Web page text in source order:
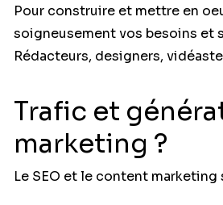
Pour construire et mettre en
soigneusement vos besoins et
Rédacteurs, designers,
Trafic et
marketing ?
Le SEO et le content